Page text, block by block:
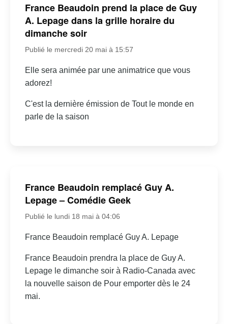
France Beaudoin prend la place de Guy
A. Lepage dans la grille horaire du
dimanche soir
Publié le mercredi 20 mai à 15:57
Elle sera animée par une animatrice que vous
adorez!
C'est la dernière émission de Tout le monde en
parle de la saison
France Beaudoin remplacé Guy A.
Lepage – Comédie Geek
Publié le lundi 18 mai à 04:06
France Beaudoin remplacé Guy A. Lepage
France Beaudoin prendra la place de Guy A.
Lepage le dimanche soir à Radio-Canada avec
la nouvelle saison de Pour emporter dès le 24
mai.